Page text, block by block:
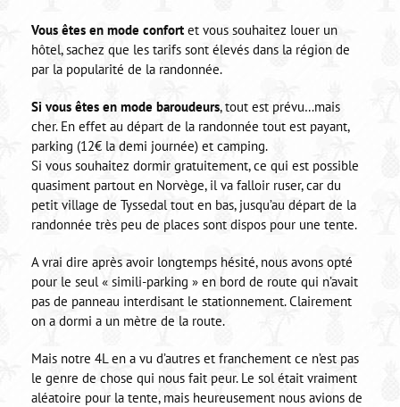
Vous êtes en mode confort et vous souhaitez louer un
hôtel, sachez que les tarifs sont élevés dans la région de
par la popularité de la randonnée.
Si vous êtes en mode baroudeurs, tout est prévu…mais
cher. En effet au départ de la randonnée tout est payant,
parking (12€ la demi journée) et camping.
Si vous souhaitez dormir gratuitement, ce qui est possible
quasiment partout en Norvège, il va falloir ruser, car du
petit village de Tyssedal tout en bas, jusqu’au départ de la
randonnée très peu de places sont dispos pour une tente.
A vrai dire après avoir longtemps hésité, nous avons opté
pour le seul « simili-parking » en bord de route qui n’avait
pas de panneau interdisant le stationnement. Clairement
on a dormi a un mètre de la route.
Mais notre 4L en a vu d’autres et franchement ce n’est pas
le genre de chose qui nous fait peur. Le sol était vraiment
aléatoire pour la tente, mais heureusement nous avions de